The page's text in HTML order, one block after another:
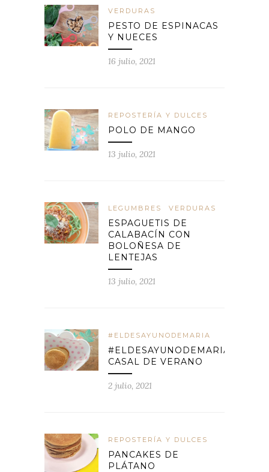
VERDURAS
PESTO DE ESPINACAS
Y NUECES
16 julio, 2021
REPOSTERÍA Y DULCES
POLO DE MANGO
13 julio, 2021
LEGUMBRES VERDURAS
ESPAGUETIS DE
CALABACÍN CON
BOLOÑESA DE
LENTEJAS
13 julio, 2021
#ELDESAYUNODEMARIA
#ELDESAYUNODEMARIA
CASAL DE VERANO
2 julio, 2021
REPOSTERÍA Y DULCES
PANCAKES DE
PLÁTANO